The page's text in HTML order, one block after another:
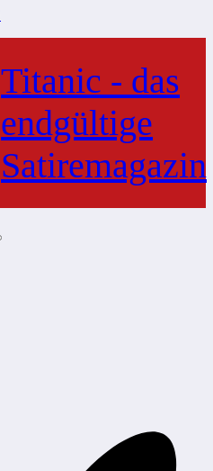
Titanic - das
endgültige
Satiremagazin